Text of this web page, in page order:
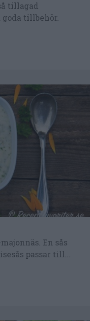
tillagad
tillbehör.
En sås
passar till...